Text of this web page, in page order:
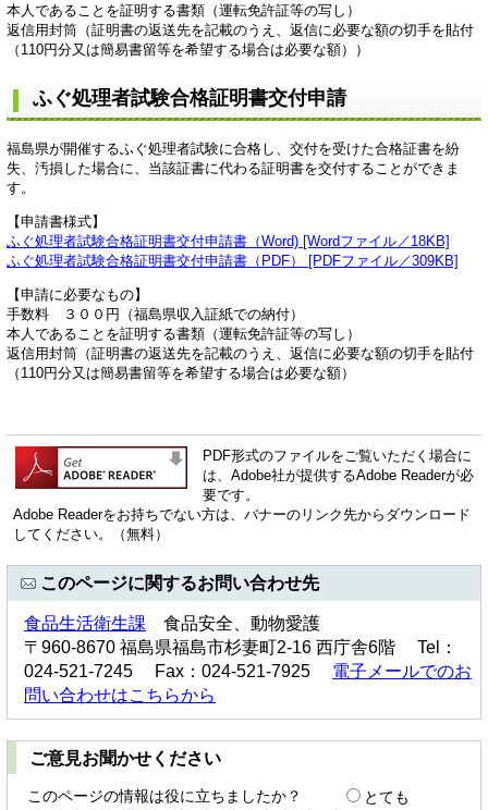
本人であることを証明する書類（運転免許証等の写し）
返信用封筒（証明書の返送先を記載のうえ、返信に必要な額の切手を貼付
（110円分又は簡易書留等を希望する場合は必要な額））
ふぐ処理者試験合格証明書交付申請
福島県が開催するふぐ処理者試験に合格し、交付を受けた合格証書を紛
失、汚損した場合に、当該証書に代わる証明書を交付することができま
す。
【申請書様式】
ふぐ処理者試験合格証明書交付申請書（Word) [Wordファイル／18KB]
ふぐ処理者試験合格証明書交付申請書（PDF）​ [PDFファイル／309KB]
【申請に必要なもの】
手数料 ３００円（福島県収入証紙での納付）
​本人であることを証明する書類（運転免許証等の写し）
返信用封筒（証明書の返送先を記載のうえ、返信に必要な額の切手を貼付
（110円分又は簡易書留等を希望する場合は必要な額）
PDF形式のファイルをご覧いただく場合に
は、Adobe社が提供するAdobe Readerが必
要です。
Adobe Readerをお持ちでない方は、バナーのリンク先からダウンロード
してください。（無料）
このページに関するお問い合わせ先
食品生活衛生課 食品安全、動物愛護
〒960-8670 福島県福島市杉妻町2-16 西庁舎6階 Tel：
024-521-7245 Fax：024-521-7925 電子メールでのお
問い合わせはこちらから
ご意見お聞かせください
このページの情報は役に立ちましたか？
とても